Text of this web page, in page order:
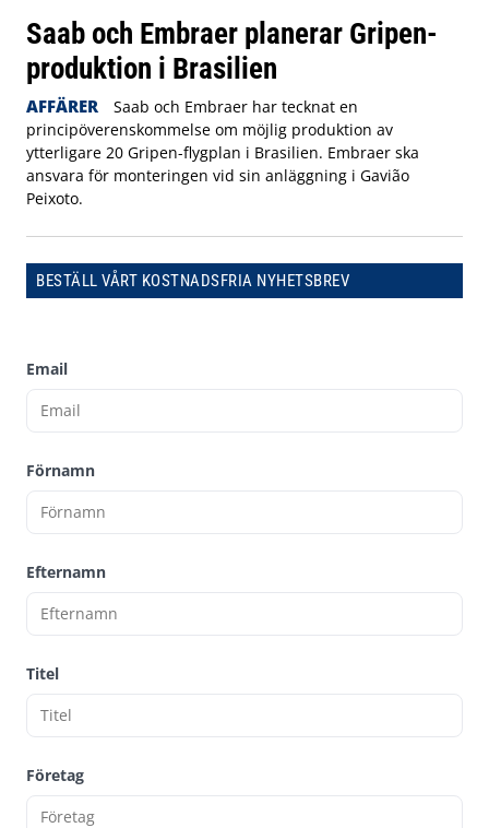
Saab och Embraer planerar Gripen-
produktion i Brasilien
AFFÄRER
Saab och Embraer har tecknat en
principöverenskommelse om möjlig produktion av
ytterligare 20 Gripen-flygplan i Brasilien. Embraer ska
ansvara för monteringen vid sin anläggning i Gavião
Peixoto.
BESTÄLL VÅRT KOSTNADSFRIA NYHETSBREV
Email
Förnamn
Efternamn
Titel
Företag